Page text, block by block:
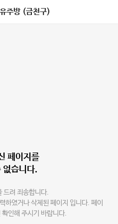
주방 (금천구)
페이지를
없습니다.
드려 죄송합니다.
하였거나 삭제된 페이지 입니다. 페이
인해 주시기 바랍니다.